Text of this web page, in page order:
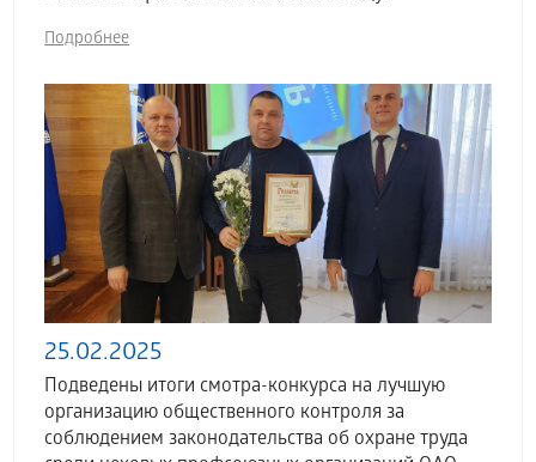
Подробнее
25.02.2025
Подведены итоги смотра-конкурса на лучшую
организацию общественного контроля за
соблюдением законодательства об охране труда